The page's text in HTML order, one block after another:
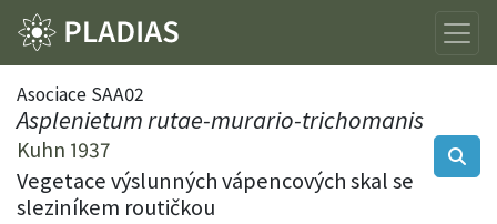
Asociace SAA02
Asplenietum rutae-murario-trichomanis
Kuhn 1937
Vegetace výslunných vápencových skal se
sleziníkem routičkou